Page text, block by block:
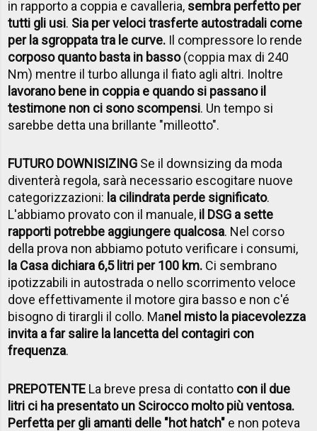
in rapporto a coppia e cavalleria, sembra perfetto per
tutti gli usi. Sia per veloci trasferte autostradali come
per la sgroppata tra le curve. Il compressore lo rende
corposo quanto basta in basso(coppia max di 240
Nm) mentre il turbo allunga il fiato agli altri. Inoltre
lavorano bene in coppia e quando si passano il
testimone non ci sono scompensi. Un tempo si
sarebbe detta una brillante "milleotto".
FUTURO DOWNISIZING Se il downsizing da moda
diventerà regola, sarà necessario escogitare nuove
categorizzazioni: la cilindrata perde significato.
L'abbiamo provato con il manuale, il DSG a sette
rapporti potrebbe aggiungere qualcosa. Nel corso
della prova non abbiamo potuto verificare i consumi,
la Casa dichiara 6,5 litri per 100 km. Ci sembrano
ipotizzabili in autostrada o nello scorrimento veloce
dove effettivamente il motore gira basso e non c'é
bisogno di tirargli il collo. Manel misto la piacevolezza
invita a far salire la lancetta del contagiri con
frequenza.
PREPOTENTE La breve presa di contatto con il due
litri ci ha presentato un Scirocco molto più ventosa.
Perfetta per gli amanti delle "hot hatch" e non poteva